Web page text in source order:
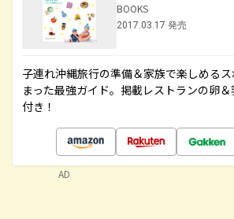
BOOKS
2017.03.17 発売
子連れ沖縄旅行の準備＆家族で楽しめる
まった最強ガイド。掲載レストランの卵
付き！
AD